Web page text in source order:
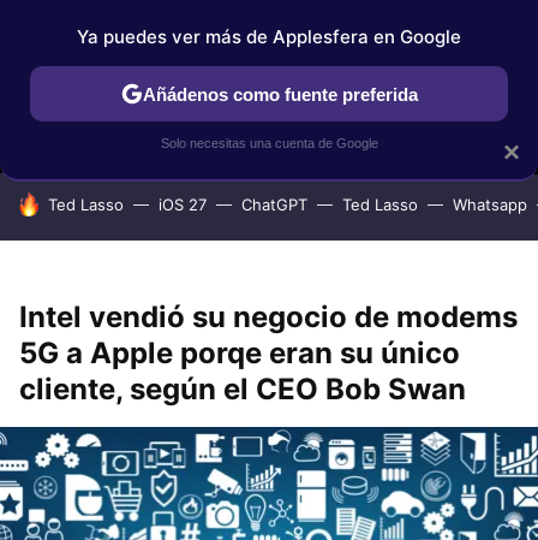
MENÚ NUEVO
TUTORIALES APPLESFERA SELECCIÓN
HOY SE HABLA DE
Ted Lasso iOS 27 ChatGPT Ted Lasso Whatsapp
Intel vendió su negocio de modems
5G a Apple porqe eran su único
cliente, según el CEO Bob Swan
×
Ya puedes ver más de Applesfera en Google
Añádenos como fuente preferida
Solo necesitas una cuenta de Google